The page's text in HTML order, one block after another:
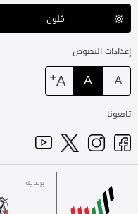
مُلون
إعدادات النصوص
A
-
A
A
+
تابعونا
برعاية